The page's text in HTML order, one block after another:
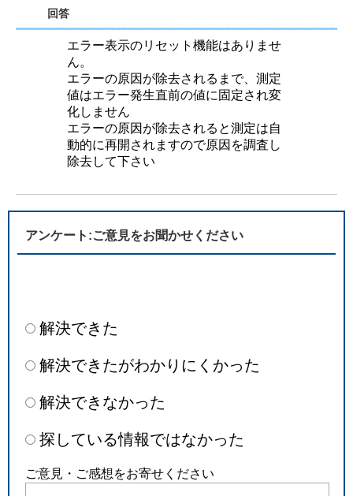
回答
エラー表示のリセット機能はありませ
ん。
エラーの原因が除去されるまで、測定
値はエラー発生直前の値に固定され変
化しません
エラーの原因が除去されると測定は自
動的に再開されますので原因を調査し
除去して下さい
アンケート:ご意見をお聞かせください
解決できた
解決できたがわかりにくかった
解決できなかった
探している情報ではなかった
ご意見・ご感想をお寄せください